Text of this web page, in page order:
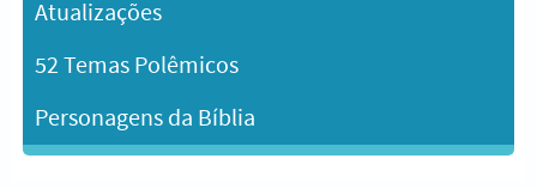
Atualizações
52 Temas Polêmicos
Personagens da Bíblia